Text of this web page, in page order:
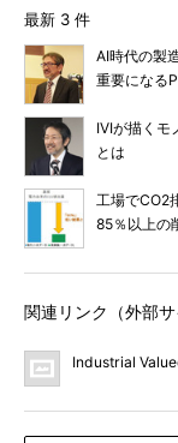
最新 3 件
AI時代の製
重要になる
IVIが描くモ
とは
工場でCO2
85％以上の
関連リンク（外部サ
Industrial